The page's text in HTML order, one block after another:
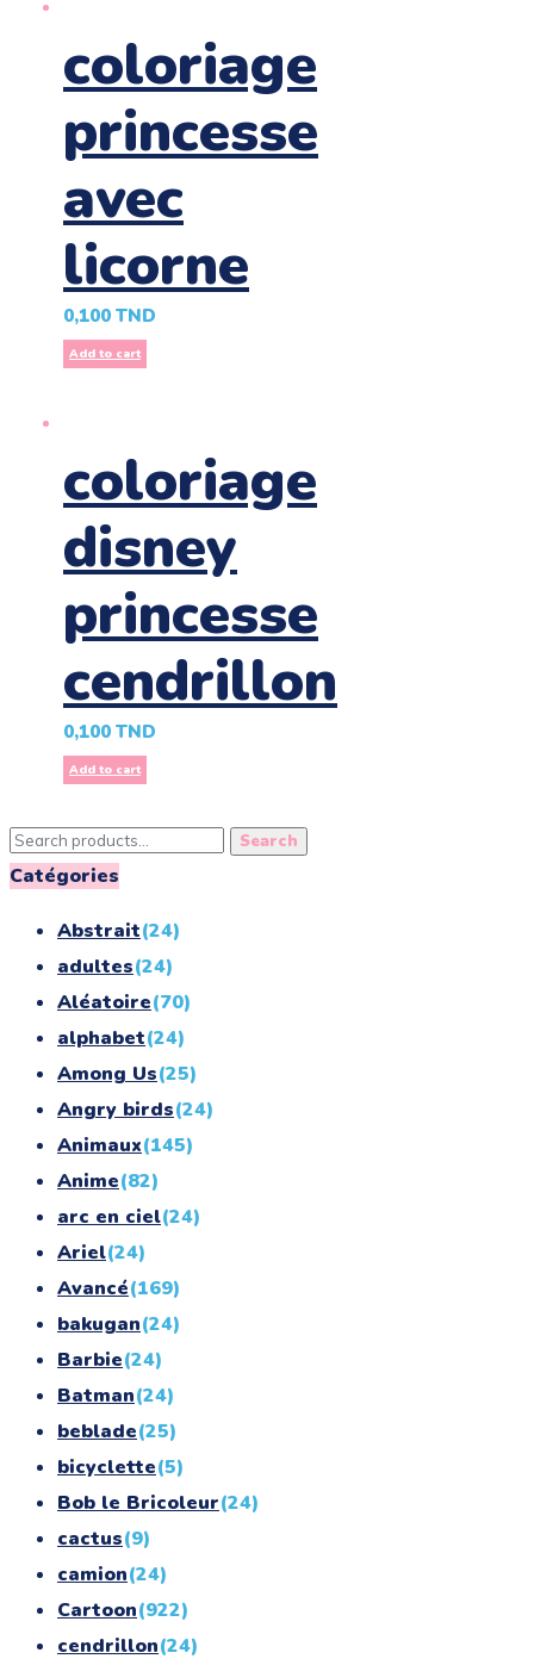
coloriage
princesse
avec
licorne
0,100 TND
Add to cart
coloriage
disney
princesse
cendrillon
0,100 TND
Add to cart
Search
for:
Search
Catégories
Abstrait(24)
adultes(24)
Aléatoire(70)
alphabet(24)
Among Us(25)
Angry birds(24)
Animaux(145)
Anime(82)
arc en ciel(24)
Ariel(24)
Avancé(169)
bakugan(24)
Barbie(24)
Batman(24)
beblade(25)
bicyclette(5)
Bob le Bricoleur(24)
cactus(9)
camion(24)
Cartoon(922)
cendrillon(24)